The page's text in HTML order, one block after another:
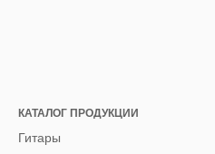
КАТАЛОГ ПРОДУКЦИИ
Гитары